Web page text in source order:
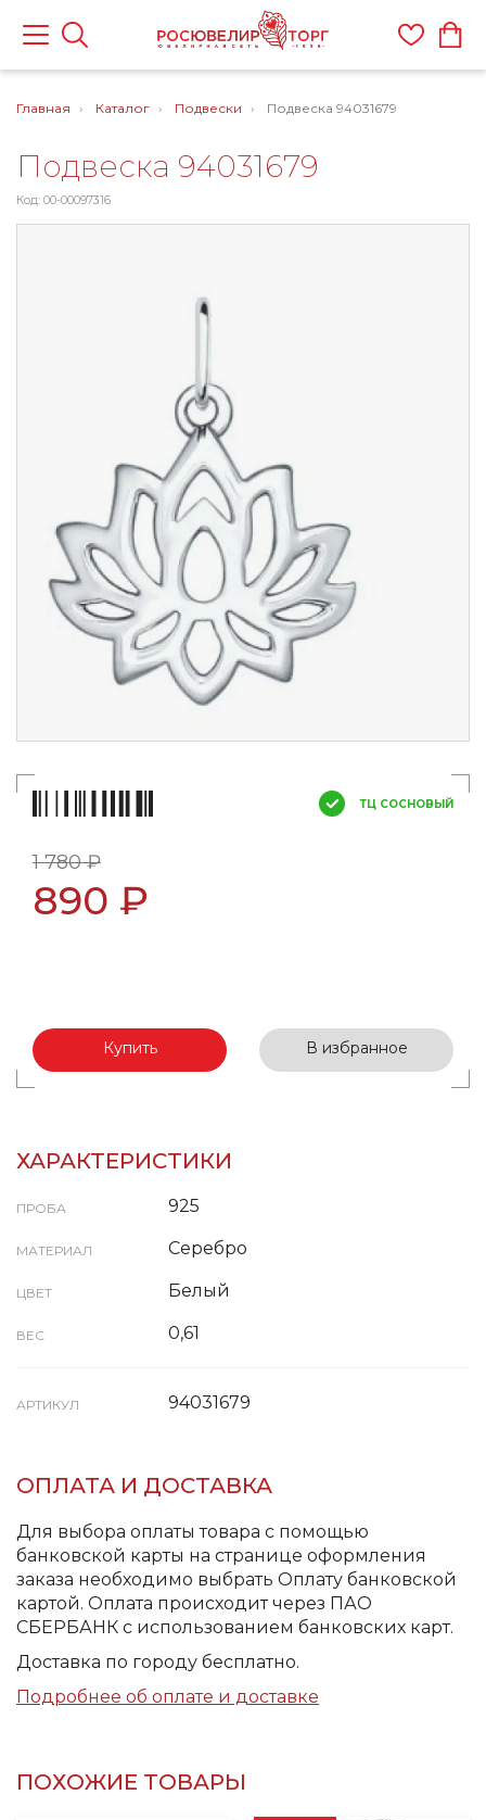
Главная Каталог Подвески Подвеска 94031679
Подвеска 94031679
Код: 00-00097316
ТЦ СОСНОВЫЙ
1 780 ₽
890 ₽
Купить В избранное
ХАРАКТЕРИСТИКИ
ПРОБА 925
МАТЕРИАЛ Серебро
ЦВЕТ Белый
ВЕС 0,61
АРТИКУЛ 94031679
ОПЛАТА И ДОСТАВКА
Для выбора оплаты товара с помощью
банковской карты на странице оформления
заказа необходимо выбрать Оплату банковской
картой. Оплата происходит через ПАО
СБЕРБАНК с использованием банковских карт.
Доставка по городу бесплатно.
Подробнее об оплате и доставке
ПОХОЖИЕ ТОВАРЫ